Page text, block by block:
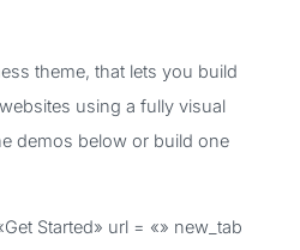
theme, that lets you build
using a fully visual
demos below or build one
Started» url = «» new_tab